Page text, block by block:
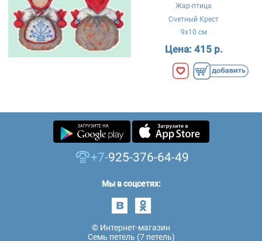
Жар-птица
Счетный Крест
9x10 см
Цена: 415 р.
+7-925-376-64-49
Мы в соцсетях:
© Интернет-магазин
Семь петель (7 петель)